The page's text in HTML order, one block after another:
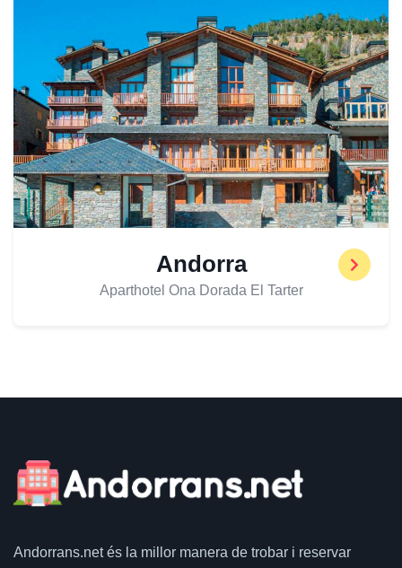
Andorra
Aparthotel Ona Dorada El Tarter
Andorrans.netés la millor manera de trobar i reservar